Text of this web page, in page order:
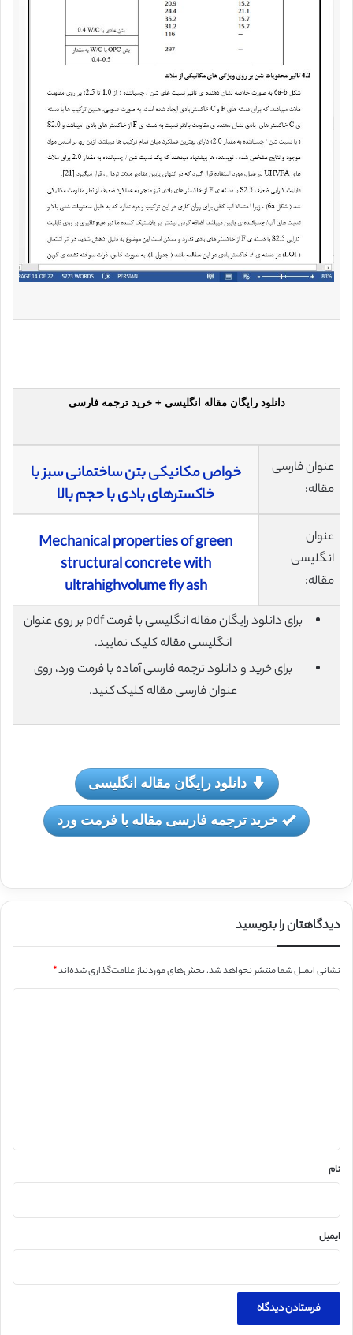
دانلود رایگان مقاله انگلیسی + خرید ترجمه فارسی
عنوان فارسی
مقاله:
خواص مکانیکی بتن ساختمانی سبز با
خاکسترهای بادی با حجم بالا
عنوان
انگلیسی
مقاله:
Mechanical properties of green
structural concrete with
ultrahighvolume fly ash
برای دانلود رایگان مقاله انگلیسی با فرمت pdf بر روی عنوان
انگلیسی مقاله کلیک نمایید.
برای خرید و دانلود ترجمه فارسی آماده با فرمت ورد، روی
عنوان فارسی مقاله کلیک کنید.
دانلود رایگان مقاله انگلیسی
خرید ترجمه فارسی مقاله با فرمت ورد
دیدگاهتان را بنویسید
نشانی ایمیل شما منتشر نخواهد شد.بخش‌های موردنیاز علامت‌گذاری شده‌اند*
نام
ایمیل